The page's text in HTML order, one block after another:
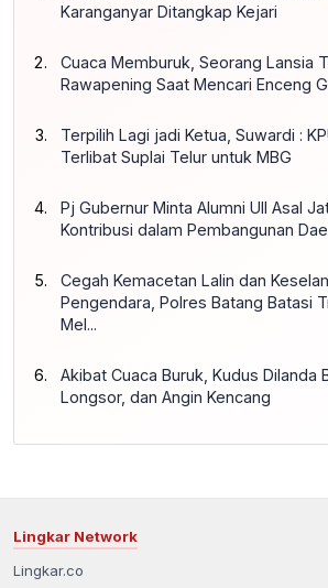
Karanganyar Ditangkap Kejari
Cuaca Memburuk, Seorang Lansia
Rawapening Saat Mencari Enceng
Terpilih Lagi jadi Ketua, Suwardi :
Terlibat Suplai Telur untuk MBG
Pj Gubernur Minta Alumni UII Asal
Kontribusi dalam Pembangunan
Cegah Kemacetan Lalin dan
Pengendara, Polres Batang Batasi
Mel...
Akibat Cuaca Buruk, Kudus Dilanda
Longsor, dan Angin Kencang
Lingkar Network
Lingkar.co